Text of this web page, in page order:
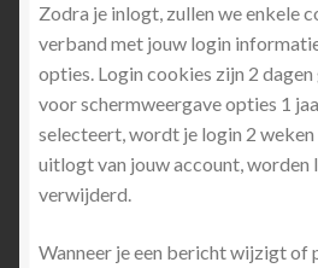
Zodra je inlogt, zullen we enkele
verband met jouw login
opties. Login cookies zijn 2
voor schermweergave opties 1
selecteert, wordt je login 2
uitlogt van jouw account, worden
verwijderd.
Wanneer je een bericht wijzigt of